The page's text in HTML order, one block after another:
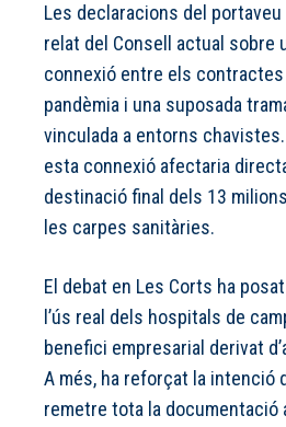
Les declaracions del
relat del Consell actual sobre
connexió entre els contractes
pandèmia i una suposada
vinculada a entorns
esta connexió afectaria
destinació final dels 13
les carpes sanitàries.
El debat en Les Corts ha
l’ús real dels hospitals de
benefici empresarial derivat
A més, ha reforçat la intenció
remetre tota la documentació